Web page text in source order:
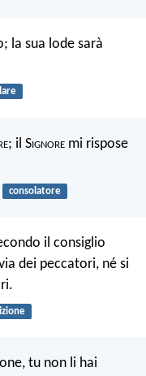
la sua lode sarà
; il Signore mi rispose
consolatore
il consiglio
dei peccatori, né si
tu non li hai